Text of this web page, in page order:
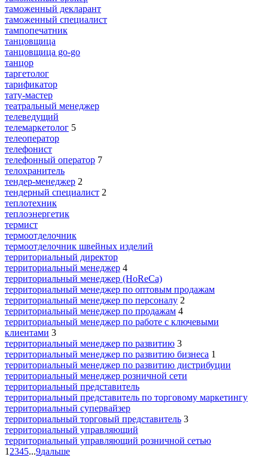
таможенный декларант
таможенный специалист
тампопечатник
танцовщица
танцовщица go-go
танцор
таргетолог
тарификатор
тату-мастер
театральный менеджер
телеведущий
телемаркетолог 5
телеоператор
телефонист
телефонный оператор 7
телохранитель
тендер-менеджер 2
тендерный специалист 2
теплотехник
теплоэнергетик
термист
термоотделочник
термоотделочник швейных изделий
территориальный директор
территориальный менеджер 4
территориальный менеджер (HoReCa)
территориальный менеджер по оптовым продажам
территориальный менеджер по персоналу 2
территориальный менеджер по продажам 4
территориальный менеджер по работе с ключевыми
клиентами 3
территориальный менеджер по развитию 3
территориальный менеджер по развитию бизнеса 1
территориальный менеджер по развитию дистрибуции
территориальный менеджер розничной сети
территориальный представитель
территориальный представитель по торговому маркетингу
территориальный супервайзер
территориальный торговый представитель 3
территориальный управляющий
территориальный управляющий розничной сетью
1 2345...9дальше